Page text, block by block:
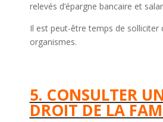
relevés d’épargne bancaire et
Il est peut-être temps de solliciter
organismes.
5. CONSULTER
DROIT DE LA